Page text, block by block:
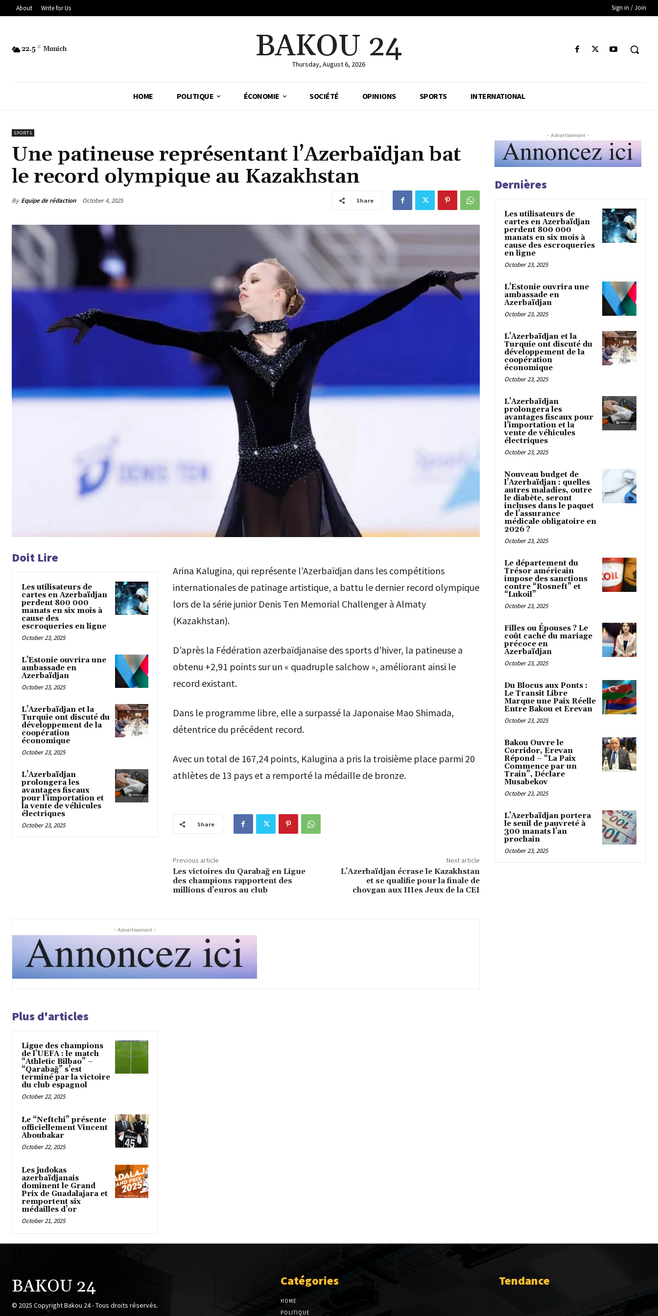
About Write for Us Sign in / Join
22.5 C Munich BAKOU 24
Thursday, August 6, 2026
HOME POLITIQUE ÉCONOMIE SOCIÉTÉ OPINIONS SPORTS INTERNATIONAL
SPORTS
Une patineuse représentant l’Azerbaïdjan bat
le record olympique au Kazakhstan
By Equipe de rédaction October 4, 2025 Share
Doit Lire
Les utilisateurs de
cartes en Azerbaïdjan
perdent 800 000
manats en six mois à
cause des
escroqueries en ligne
October 23, 2025
L’Estonie ouvrira une
ambassade en
Azerbaïdjan
October 23, 2025
L’Azerbaïdjan et la
Turquie ont discuté du
développement de la
coopération
économique
October 23, 2025
L’Azerbaïdjan
prolongera les
avantages fiscaux
pour l’importation et
la vente de véhicules
électriques
October 23, 2025
Arina Kalugina, qui représente l’Azerbaïdjan dans les compétitions
internationales de patinage artistique, a battu le dernier record olympique
lors de la série junior Denis Ten Memorial Challenger à Almaty
(Kazakhstan).
D’après la Fédération azerbaïdjanaise des sports d’hiver, la patineuse a
obtenu +2,91 points sur un « quadruple salchow », améliorant ainsi le
record existant.
Dans le programme libre, elle a surpassé la Japonaise Mao Shimada,
détentrice du précédent record.
Avec un total de 167,24 points, Kalugina a pris la troisième place parmi 20
athlètes de 13 pays et a remporté la médaille de bronze.
Share
Previous article
Les victoires du Qarabağ en Ligue
des champions rapportent des
millions d’euros au club
Next article
L’Azerbaïdjan écrase le Kazakhstan
et se qualifie pour la finale de
chovgan aux IIIes Jeux de la CEI
- Advertisement -
Plus d'articles
Ligue des champions
de l’UEFA : le match
“Athletic Bilbao” –
“Qarabağ” s’est
terminé par la victoire
du club espagnol
October 22, 2025
Le “Neftchi” présente
officiellement Vincent
Aboubakar
October 22, 2025
Les judokas
azerbaïdjanais
dominent le Grand
Prix de Guadalajara et
remportent six
médailles d’or
October 21, 2025
- Advertisement -
Dernières
Les utilisateurs de
cartes en Azerbaïdjan
perdent 800 000
manats en six mois à
cause des escroqueries
en ligne
October 23, 2025
L’Estonie ouvrira une
ambassade en
Azerbaïdjan
October 23, 2025
L’Azerbaïdjan et la
Turquie ont discuté du
développement de la
coopération
économique
October 23, 2025
L’Azerbaïdjan
prolongera les
avantages fiscaux pour
l’importation et la
vente de véhicules
électriques
October 23, 2025
Nouveau budget de
l’Azerbaïdjan : quelles
autres maladies, outre
le diabète, seront
incluses dans le paquet
de l’assurance
médicale obligatoire en
2026 ?
October 23, 2025
Le département du
Trésor américain
impose des sanctions
contre “Rosneft” et
“Lukoil”
October 23, 2025
Filles ou Épouses ? Le
coût caché du mariage
précoce en
Azerbaïdjan
October 23, 2025
Du Blocus aux Ponts :
Le Transit Libre
Marque une Paix Réelle
Entre Bakou et Erevan
October 23, 2025
Bakou Ouvre le
Corridor, Erevan
Répond – “La Paix
Commence par un
Train”, Déclare
Musabekov
October 23, 2025
L’Azerbaïdjan portera
le seuil de pauvreté à
300 manats l’an
prochain
October 23, 2025
BAKOU 24
© 2025 Copyright Bakou 24 - Tous droits réservés.
Catégories
HOME
POLITIQUE
Tendance